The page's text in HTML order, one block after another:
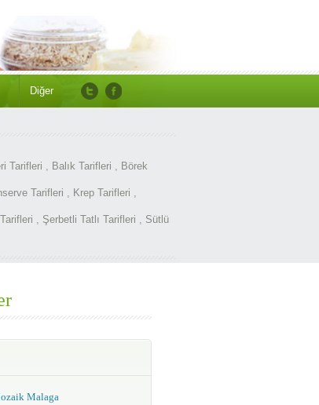
Diğer
Tarifleri , Balık Tarifleri , Börek
Tarifleri , Krep Tarifleri ,
, Şerbetli Tatlı Tarifleri , Sütlü
Malaga